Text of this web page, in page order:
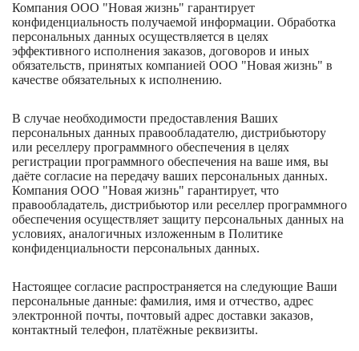
Компания ООО "Новая жизнь" гарантирует
конфиденциальность получаемой информации. Обработка
персональных данных осуществляется в целях
эффективного исполнения заказов, договоров и иных
обязательств, принятых компанией ООО "Новая жизнь" в
качестве обязательных к исполнению.
В случае необходимости предоставления Ваших
персональных данных правообладателю, дистрибьютору
или реселлеру программного обеспечения в целях
регистрации программного обеспечения на ваше имя, вы
даёте согласие на передачу ваших персональных данных.
Компания ООО "Новая жизнь" гарантирует, что
правообладатель, дистрибьютор или реселлер программного
обеспечения осуществляет защиту персональных данных на
условиях, аналогичных изложенным в Политике
конфиденциальности персональных данных.
Настоящее согласие распространяется на следующие Ваши
персональные данные: фамилия, имя и отчество, адрес
электронной почты, почтовый адрес доставки заказов,
контактный телефон, платёжные реквизиты.